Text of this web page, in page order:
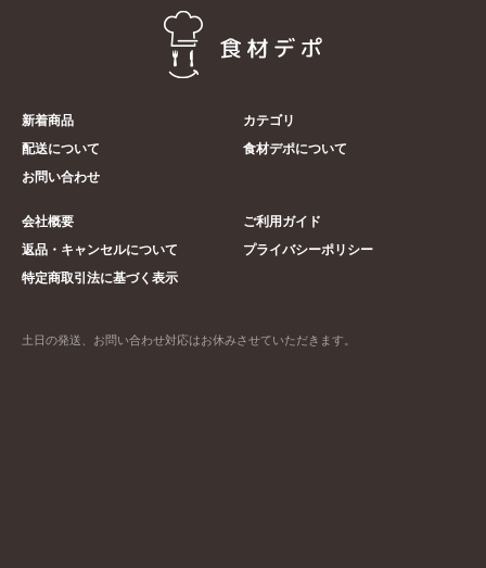
新着商品
カテゴリ
配送について
食材デポについて
お問い合わせ
会社概要
ご利用ガイド
返品・キャンセルについて
プライバシーポリシー
特定商取引法に基づく表示
土日の発送、お問い合わせ対応はお休みさせていただきます。